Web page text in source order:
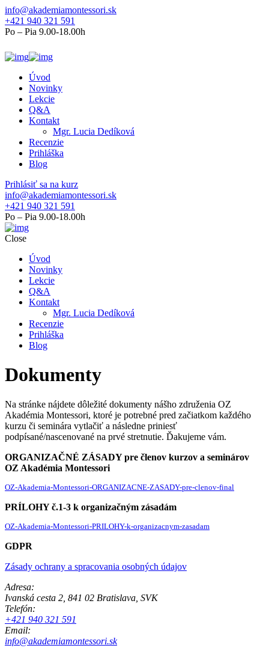
info@akademiamontessori.sk
+421 940 321 591
Po – Pia 9.00-18.00h
Úvod
Novinky
Lekcie
Q&A
Kontakt
Mgr. Lucia Dedíková
Recenzie
Prihláška
Blog
Prihlásiť sa na kurz
info@akademiamontessori.sk
+421 940 321 591
Po – Pia 9.00-18.00h
Close
Úvod
Novinky
Lekcie
Q&A
Kontakt
Mgr. Lucia Dedíková
Recenzie
Prihláška
Blog
Dokumenty
Na stránke nájdete dôležité dokumenty nášho združenia OZ
Akadémia Montessori, ktoré je potrebné pred začiatkom každého
kurzu či seminára vytlačiť a následne priniesť
podpísané/nascenované na prvé stretnutie. Ďakujeme vám.
ORGANIZAČNÉ ZÁSADY pre členov kurzov a seminárov
OZ Akadémia Montessori
OZ-Akademia-Montessori-ORGANIZACNE-ZASADY-pre-clenov-final
PRÍLOHY č.1-3 k organizačným zásadám
OZ-Akademia-Montessori-PRILOHY-k-organizacnym-zasadam
GDPR
Zásady ochrany a spracovania osobných údajov
Adresa:
Ivanská cesta 2, 841 02 Bratislava, SVK
Telefón:
+421 940 321 591
Email:
info@akademiamontessori.sk